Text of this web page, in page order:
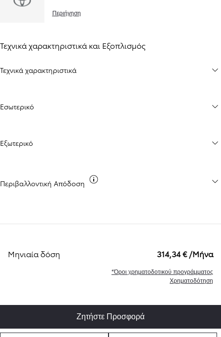
Περιήγηση
Τεχνικά χαρακτηριστικά και Εξοπλισμός
Τεχνικά χαρακτηριστικά
Εσωτερικό
Εξωτερικό
Περιβαλλοντική Απόδοση
Μηνιαία δόση 314,34 € /Μήνα
*Όροι χρηματοδοτικού προγράμματος
Χρηματοδότηση
Ζητήστε Προσφορά